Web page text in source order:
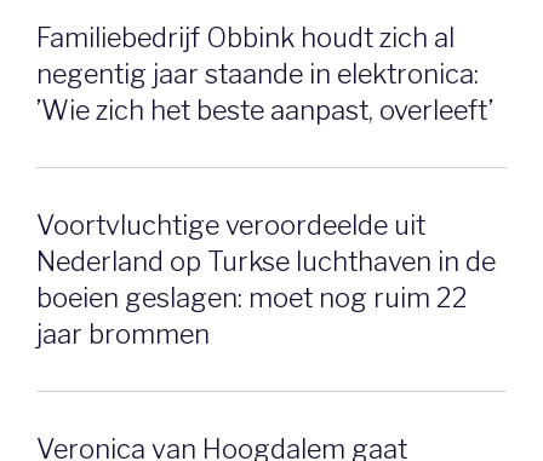
Familiebedrijf Obbink houdt zich al
negentig jaar staande in elektronica:
’Wie zich het beste aanpast, overleeft’
Voortvluchtige veroordeelde uit
Nederland op Turkse luchthaven in de
boeien geslagen: moet nog ruim 22
jaar brommen
Veronica van Hoogdalem gaat